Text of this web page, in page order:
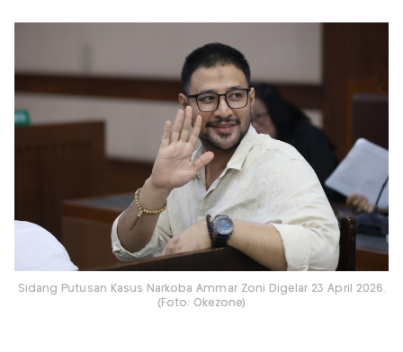
Sidang Putusan Kasus Narkoba Ammar Zoni Digelar 23 April 2026.
(Foto: Okezone)